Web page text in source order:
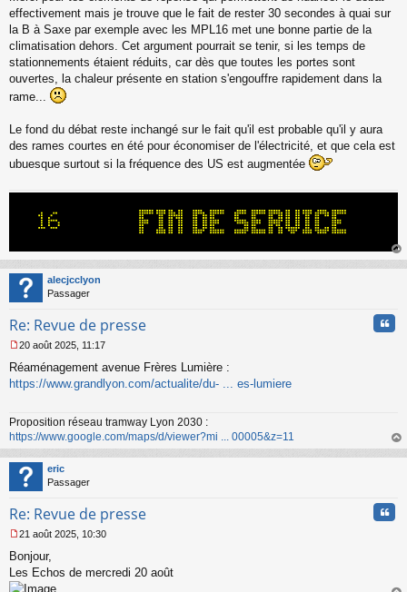
s
s
a
g
e
n
o
u
effectivement mais je trouve que le fait de rester 30 secondes à quai sur
la B à Saxe par exemple avec les MPL16 met une bonne partie de la
climatisation dehors. Cet argument pourrait se tenir, si les temps de
stationnements étaient réduits, car dès que toutes les portes sont
ouvertes, la chaleur présente en station s'engouffre rapidement dans la
rame...
Le fond du débat reste inchangé sur le fait qu'il est probable qu'il y aura
des rames courtes en été pour économiser de l'électricité, et que cela est
ubuesque surtout si la fréquence des US est augmentée
au
alecjcclyon
Passager
Re: Revue de presse
e
s
g
e
n
o
n
l
20 août 2025, 11:17
Réaménagement avenue Frères Lumière :
https://www.grandlyon.com/actualite/du- ... es-lumiere
Proposition réseau tramway Lyon 2030 :
https://www.google.com/maps/d/viewer?mi ... 00005&z=11
au
eric
Passager
Re: Revue de presse
e
s
s
21 août 2025, 10:30
Bonjour,
Les Echos de mercredi 20 août